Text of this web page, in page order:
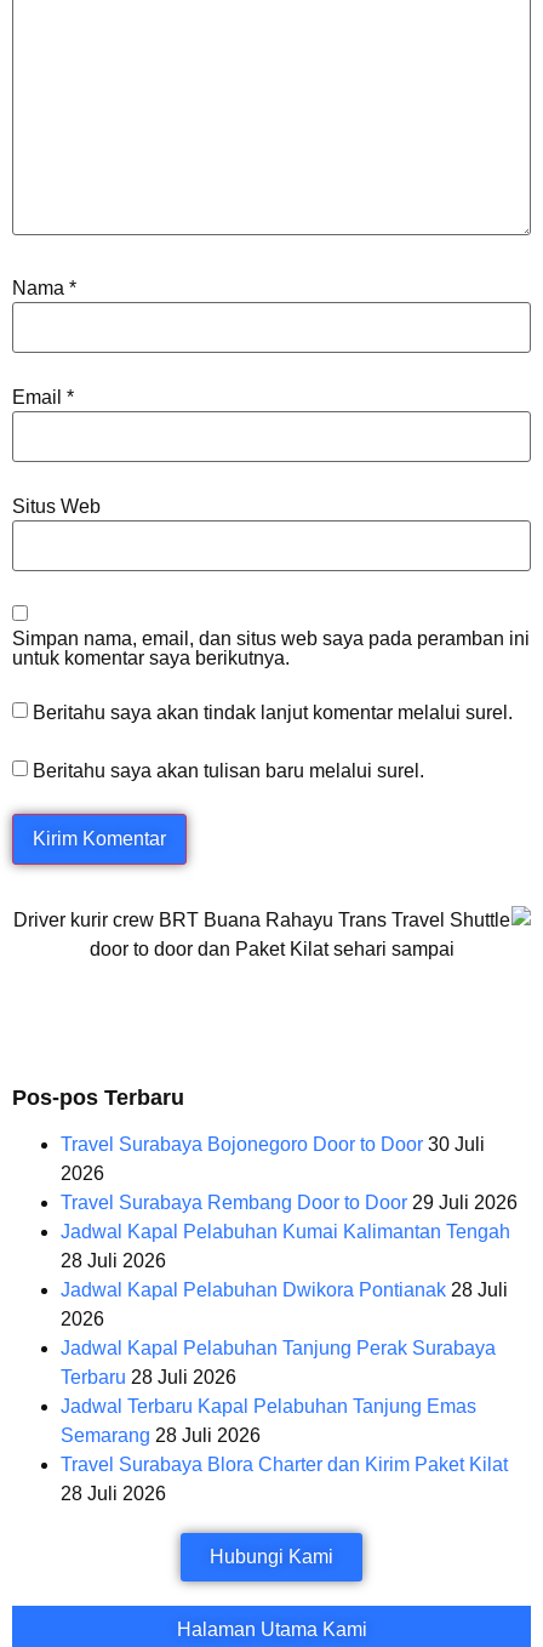
Nama *
Email *
Situs Web
Simpan nama, email, dan situs web saya pada peramban ini
untuk komentar saya berikutnya.
Beritahu saya akan tindak lanjut komentar melalui surel.
Beritahu saya akan tulisan baru melalui surel.
Pos-pos Terbaru
Travel Surabaya Bojonegoro Door to Door 30 Juli
2026
Travel Surabaya Rembang Door to Door 29 Juli 2026
Jadwal Kapal Pelabuhan Kumai Kalimantan Tengah
28 Juli 2026
Jadwal Kapal Pelabuhan Dwikora Pontianak 28 Juli
2026
Jadwal Kapal Pelabuhan Tanjung Perak Surabaya
Terbaru 28 Juli 2026
Jadwal Terbaru Kapal Pelabuhan Tanjung Emas
Semarang 28 Juli 2026
Travel Surabaya Blora Charter dan Kirim Paket Kilat
28 Juli 2026
Hubungi Kami
Halaman Utama Kami